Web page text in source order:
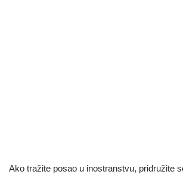
Ako tražite posao u inostranstvu, pridružite